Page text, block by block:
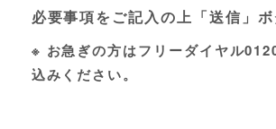
必要事項をご記入の上「送信」ボ
※ お急ぎの方はフリーダイヤル
込みください。